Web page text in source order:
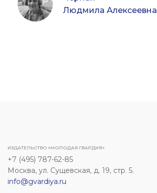
Людмила Алексеевна
ИЗДАТЕЛЬСТВО «МОЛОДАЯ ГВАРДИЯ»
+7 (495) 787-62-85
Москва, ул. Сущевская, д. 19, стр. 5.
info@gvardiya.ru